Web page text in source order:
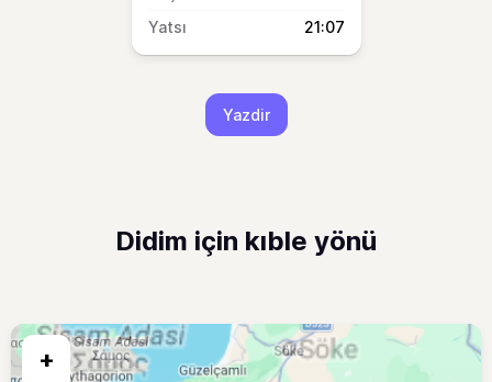
21:07
Yazdir
Didim için kıble yönü
+